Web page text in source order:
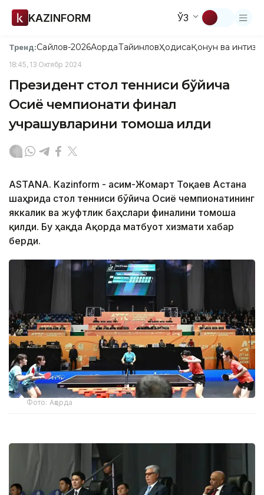
KAZINFORM ЎЗ
Тренд:Сайлов-2026АқордаТайинловҲодисаҚонун ва
18:45, 13 Октябр 2024
Президент стол тенниси бўйича
Осиё чемпионати финал
учрашувларини томоша қилди
ASTANА. Kazinform - Қасим-Жомарт Тоқаев Астана
шаҳрида стол тенниси бўйича Осиё чемпионатининг
яккалик ва жуфтлик баҳслари финалини томоша
қилди. Бу ҳақда Ақорда матбуот хизмати хабар
берди.
Фото: Ақорда